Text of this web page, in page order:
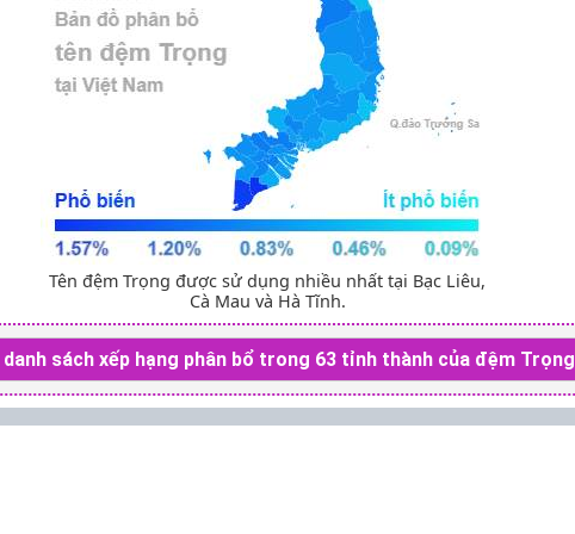
Tên đệm Trọng được sử dụng nhiều nhất tại Bạc Liêu,
Cà Mau và Hà Tĩnh.
danh sách xếp hạng phân bổ trong 63 tỉnh thành của đệm Trọng